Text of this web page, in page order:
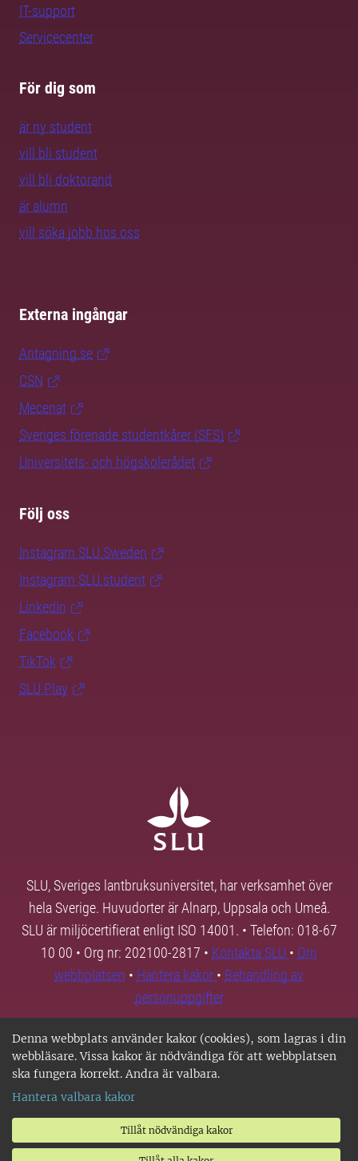
Denna webbplats använder kakor (cookies), som lagras i din
webbläsare. Vissa kakor är nödvändiga för att webbplatsen
ska fungera korrekt. Andra är valbara.
Hantera valbara kakor
Tillåt nödvändiga kakor
IT-support
Servicecenter
För dig som
är ny student
vill bli student
vill bli doktorand
är alumn
vill söka jobb hos oss
Externa ingångar
Antagning.se
CSN
Mecenat
Sveriges förenade studentkårer (SFS)
Universitets- och högskolerådet
Följ oss
Instagram SLU.Sweden
Instagram SLU.student
LinkedIn
Facebook
TikTok
SLU Play
SLU, Sveriges lantbruksuniversitet, har verksamhet över
hela Sverige. Huvudorter är Alnarp, Uppsala och Umeå.
SLU är miljöcertifierat enligt ISO 14001. • Telefon: 018-67
10 00 • Org nr: 202100-2817 • Kontakta SLU • Om
webbplatsen • Hantera kakor • Behandling av
personuppgifter